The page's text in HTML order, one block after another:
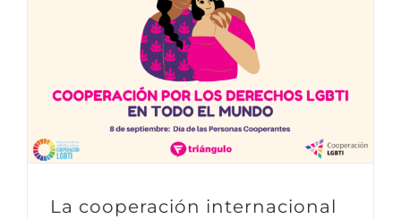
La cooperación internacional